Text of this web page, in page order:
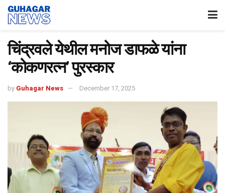
चिंद्रवले येथील मनोज डाफळे यांना
‘कोकणरत्न’ पुरस्कार
by Guhagar News December 17, 2025